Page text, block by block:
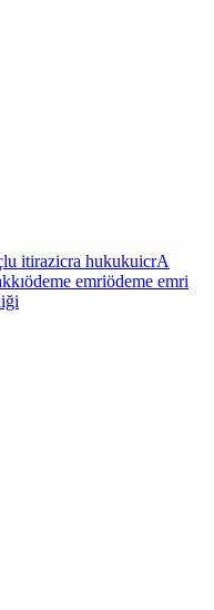
itirazicra hukukuicrA
ödeme emriödeme emri